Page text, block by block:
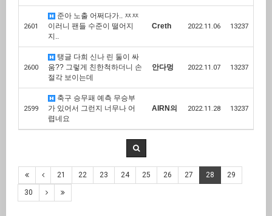
2601
준아 노출 어쩌다가.. ㅉㅉ
이러니 팬들 수준이 떨어지
지..
Creth 2022.11.06 13237
2600
탱글 다희 신나 린 둘이 싸
움?? 그렇게 친한척하더니 손
절각 보이는데
안다멍 2022.11.07 13237
2599
축구 승무패 예측 무승부
가 있어서 그런지 너무나 어
렵네요
AIRN의 2022.11.28 13237
21 22 23 24 25 26 27 28 29
30